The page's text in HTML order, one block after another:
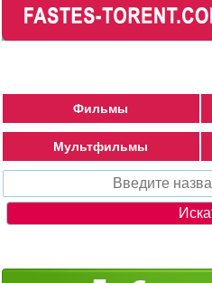
Фильмы
Мультфильмы